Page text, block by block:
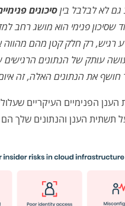
לא לבלבל ביןסיכונים
שסיכון פנימי הוא מושג רחב
רגיש, רק חלק קטן מהם מהווה
עותק של הנתונים הרגישים
חושף את הנתונים האלה, זה
הענן הפנימיים העיקריים
תשתית הענן והנתונים שלך